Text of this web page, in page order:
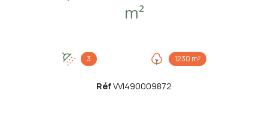
m²
3 1230 m²
RéfVVI490009872